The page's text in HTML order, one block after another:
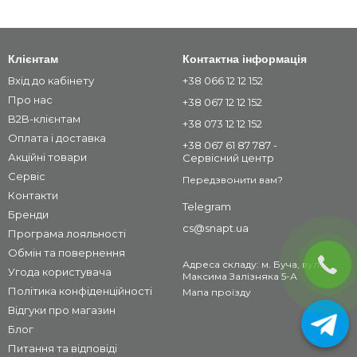
Клієнтам
Вхід до кабінету
Про нас
B2B-клієнтам
Оплата і доставка
Акційні товари
Сервіс
Контакти
Бренди
Програма лояльності
Обмін та повернення
Угода користувача
Політика конфіденційності
Відгуки про магазин
Блог
Питання та відповіді
Контактна інформація
+38 066 12 12 152
+38 067 12 12 152
+38 073 12 12 152
+38 067 61 87 787 -
Сервісний центр
Передзвонити вам?
Telegram
cs@snapt.ua
Адреса складу: м. Буча, вул.
Максима Залізняка 5-А
Мапа проїзду